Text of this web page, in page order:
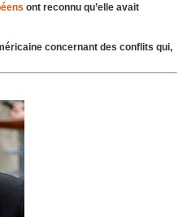
ont reconnu qu’elle avait
concernant des conflits qui,